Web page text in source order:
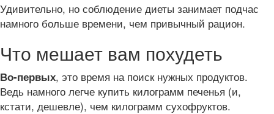
Удивительно, но соблюдение диеты занимает подчас
намного больше времени, чем привычный рацион.
Что мешает вам похудеть
Во-первых, это время на поиск нужных продуктов.
Ведь намного легче купить килограмм печенья (и,
кстати, дешевле), чем килограмм сухофруктов.